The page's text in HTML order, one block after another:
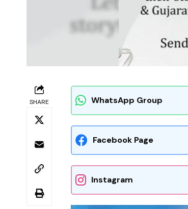
SHARE WhatsApp Group
Facebook Page
Instagram